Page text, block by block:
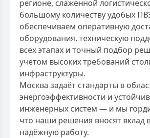
регионе, слаженной
большому количеству удобых
обеспечиваем оперативную
оборудования, техническую
всех этапах и точный подбор
учётом высоких требований
инфраструктуры.
Москва задаёт стандарты в
энергоэффективности и
инженерных систем — и мы
что наши решения вносят вклад
надёжную работу.